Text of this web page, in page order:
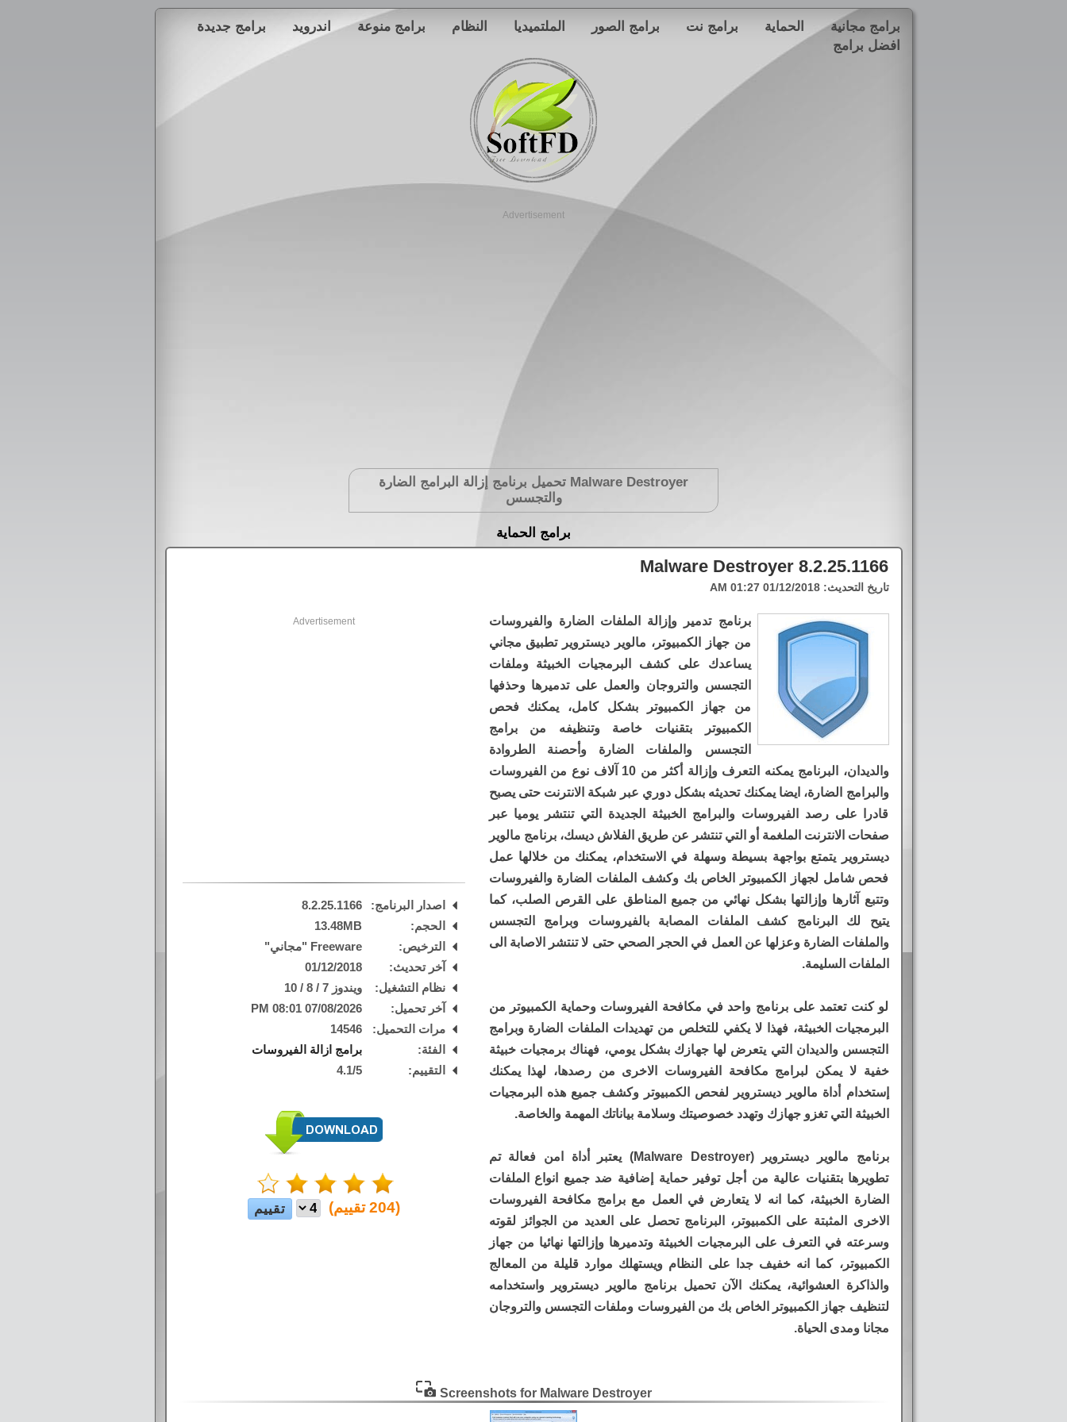
برامج مجانية الحماية برامج نت برامج الصور الملتميديا النظام برامج منوعة اندرويد
برامج جديدة
افضل برامج
Advertisement
Malware Destroyer تحميل برنامج إزالة البرامج الضارة
والتجسس
برامج الحماية
Malware Destroyer 8.2.25.1166
تاريخ التحديث:01/12/2018 01:27 AM
برنامج تدمير وإزالة الملفات الضارة والفيروسات
من جهاز الكمبيوتر، مالوير ديستروير تطبيق مجاني
يساعدك على كشف البرمجيات الخبيثة وملفات
التجسس والتروجان والعمل على تدميرها وحذفها
من جهاز الكمبيوتر بشكل كامل، يمكنك فحص
الكمبيوتر بتقنيات خاصة وتنظيفه من برامج
التجسس والملفات الضارة وأحصنة الطروادة
والديدان، البرنامج يمكنه التعرف وإزالة أكثر من 10 آلاف نوع من الفيروسات
والبرامج الضارة، ايضا يمكنك تحديثه بشكل دوري عبر شبكة الانترنت حتى يصبح
قادرا على رصد الفيروسات والبرامج الخبيثة الجديدة التي تنتشر يوميا عبر
صفحات الانترنت الملغمة أو التي تنتشر عن طريق الفلاش ديسك، برنامج مالوير
ديستروير يتمتع بواجهة بسيطة وسهلة في الاستخدام، يمكنك من خلالها عمل
فحص شامل لجهاز الكمبيوتر الخاص بك وكشف الملفات الضارة والفيروسات
وتتبع آثارها وإزالتها بشكل نهائي من جميع المناطق على القرص الصلب، كما
يتيح لك البرنامج كشف الملفات المصابة بالفيروسات وبرامج التجسس
والملفات الضارة وعزلها عن العمل في الحجر الصحي حتى لا تنتشر الاصابة الى
الملفات السليمة.
لو كنت تعتمد على برنامج واحد في مكافحة الفيروسات وحماية الكمبيوتر من
البرمجيات الخبيثة، فهذا لا يكفي للتخلص من تهديدات الملفات الضارة وبرامج
التجسس والديدان التي يتعرض لها جهازك بشكل يومي، فهناك برمجيات خبيثة
خفية لا يمكن لبرامج مكافحة الفيروسات الاخرى من رصدها، لهذا يمكنك
إستخدام أداة مالوير ديستروير لفحص الكمبيوتر وكشف جميع هذه البرمجيات
الخبيثة التي تغزو جهازك وتهدد خصوصيتك وسلامة بياناتك المهمة والخاصة.
برنامج مالوير ديستروير (Malware Destroyer) يعتبر أداة امن فعالة تم
تطويرها بتقنيات عالية من أجل توفير حماية إضافية ضد جميع انواع الملفات
الضارة الخبيثة، كما انه لا يتعارض في العمل مع برامج مكافحة الفيروسات
الاخرى المثبتة على الكمبيوتر، البرنامج تحصل على العديد من الجوائز لقوته
وسرعته في التعرف على البرمجيات الخبيثة وتدميرها وإزالتها نهائيا من جهاز
الكمبيوتر، كما انه خفيف جدا على النظام ويستهلك موارد قليلة من المعالج
والذاكرة العشوائية، يمكنك الآن تحميل برنامج مالوير ديستروير واستخدامه
لتنظيف جهاز الكمبيوتر الخاص بك من الفيروسات وملفات التجسس والتروجان
مجانا ومدى الحياة.
Advertisement
اصدار البرنامج:
8.2.25.1166
الحجم:
13.48MB
الترخيص:
Freeware "مجاني"
آخر تحديث:
01/12/2018
نظام التشغيل:
ويندوز 7 / 8 / 10
آخر تحميل:
07/08/2026 08:01 PM
مرات التحميل:
14546
الفئة:
برامج ازالة الفيروسات
التقييم:
4.1/5
(
204تقييم)
Screenshots for Malware Destroyer